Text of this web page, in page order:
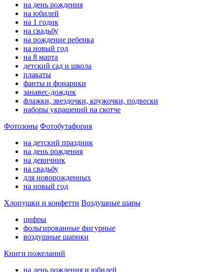
на день рождения
на юбилей
на 1 годик
на свадьбу
на рождение ребенка
на новый год
на 8 марта
детский сад и школа
плакаты
фанты и фонарики
занавес-дождик
флажки, звездочки, кружочки, подвески
наборы украшений на скотче
Фотозоны Фотобутафория
на детский праздник
на день рождения
на девичник
на свадьбу
для новорожденных
на новый год
Хлопушки и конфетти Воздушные шары
цифры
фольгированные фигурные
воздушные шарики
Книги пожеланий
на день рождения и юбилей